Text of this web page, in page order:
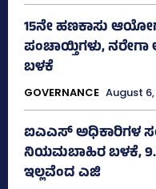
15ನೇ ಹಣಕಾಸು
ಪಂಚಾಯ್ತಿಗಳು, ನರೇಗಾ
ಬಳಕೆ
GOVERNANCE August
ಐಎಎಸ್‌ ಅಧಿಕಾರಿಗಳ
ನಿಯಮಬಾಹಿರ ಬಳಕೆ,
ಇಲ್ಲವೆಂದ ಎಜಿ